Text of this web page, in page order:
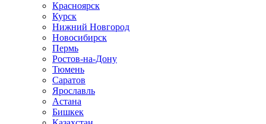
Красноярск
Курск
Нижний Новгород
Новосибирск
Пермь
Ростов-на-Дону
Тюмень
Саратов
Ярославль
Астана
Бишкек